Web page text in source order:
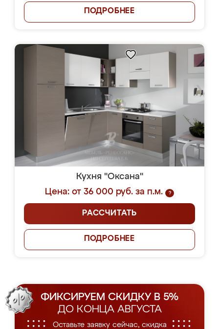
ПОДРОБНЕЕ
Кухня "Оксана"
Цена: от 36 000 руб. за п.м.
?
РАССЧИТАТЬ
ПОДРОБНЕЕ
ФИКСИРУЕМ СКИДКУ В 5%
ДО КОНЦА АВГУСТА
Оставьте заявку сейчас, скидка